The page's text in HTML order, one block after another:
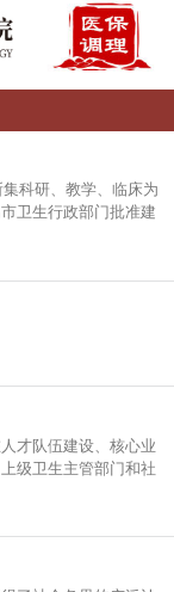
科研、教学、临床为
卫生行政部门批准建
才队伍建设、核心业
级卫生主管部门和社